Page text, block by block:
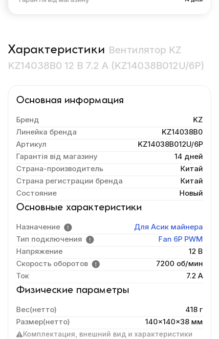
Характеристики Вентилятор KZ
KZ14038B0 12 В 7.2 A (KZ14038B012U/6P)
Основная информация
Бренд
KZ
Линейка бренда
KZ14038B0
Артикул
KZ14038B012U/6P
Гарантія від магазину
14 дней
Страна-производитель
Китай
Страна регистрации бренда
Китай
Состояние
Новый
Основные характеристики
Назначение
Для Асик майнера
Тип подключения
Fan 6P PWM
Напряжение
12 В
Скорость оборотов
7200 об/мин
Ток
7.2 A
Физические параметры
Вес(нетто)
418 г
Размер(нетто)
140x140x38 мм
Комплектация, внешний вид и характеристики